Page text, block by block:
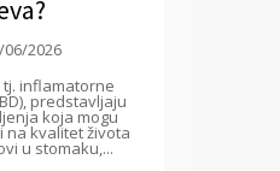
06/2026
inflamatorne
predstavljaju
koja mogu
na kvalitet života
u stomaku,...